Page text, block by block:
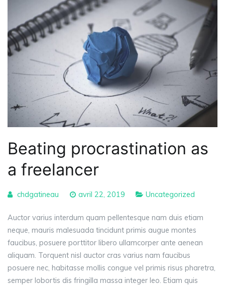
Beating procrastination as
a freelancer
chdgatineau avril 22, 2019 Uncategorized
Auctor varius interdum quam pellentesque nam duis etiam
neque, mauris malesuada tincidunt primis augue montes
faucibus, posuere porttitor libero ullamcorper ante aenean
aliquam. Torquent nisl auctor cras varius nam faucibus
posuere nec, habitasse mollis congue vel primis risus pharetra,
semper lobortis dis fringilla massa integer leo. Etiam quis